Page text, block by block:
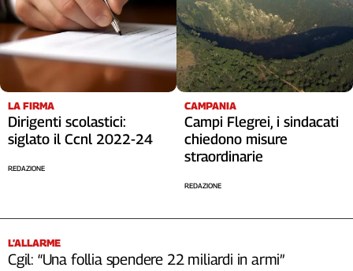
LA FIRMA
Dirigenti scolastici:
siglato il Ccnl 2022-24
REDAZIONE
CAMPANIA
Campi Flegrei, i sindacati
chiedono misure
straordinarie
REDAZIONE
L’ALLARME
Cgil: “Una follia spendere 22 miliardi in armi”